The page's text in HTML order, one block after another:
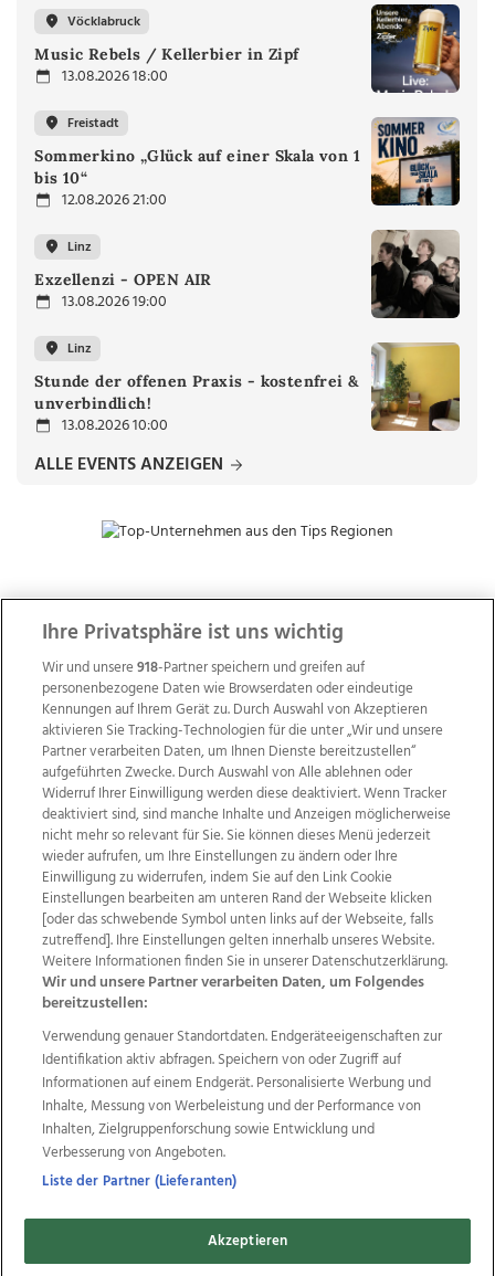
Vöcklabruck
Music Rebels / Kellerbier in Zipf
13.08.2026 18:00
Freistadt
Sommerkino „Glück auf einer Skala von 1
bis 10“
12.08.2026 21:00
Linz
Exzellenzi - OPEN AIR
13.08.2026 19:00
Linz
Stunde der offenen Praxis - kostenfrei &
unverbindlich!
13.08.2026 10:00
ALLE EVENTS ANZEIGEN
ZUR NACHRICHTENÜBERSICHT
Wir über uns Mediadaten Kontakt
Jobs
Datenschutz
Impressum
AGB Anzeigekunden
AGB Website
Ehrenkodex Politische Werbung
Weitere Angebote des Medienhauses Wimmer
TV1 di-mog-i.at OÖNow
Ischler Woche
Life Radio
OÖNachrichten
OÖN Immobilien
OÖN Karriere
OÖN Reise
Promenaden Galerien
Regionaljobs
wasistlos.at
Copyrights © 2026 Tips Zeitungs GmbH & Co KG
Ihre Privatsphäre ist uns wichtig
Wir und unsere918-Partner speichern und greifen auf
personenbezogene Daten wie Browserdaten oder eindeutige
Kennungen auf Ihrem Gerät zu. Durch Auswahl von Akzeptieren
aktivieren Sie Tracking-Technologien für die unter „Wir und unsere
Partner verarbeiten Daten, um Ihnen Dienste bereitzustellen“
aufgeführten Zwecke. Durch Auswahl von Alle ablehnen oder
Widerruf Ihrer Einwilligung werden diese deaktiviert. Wenn Tracker
deaktiviert sind, sind manche Inhalte und Anzeigen möglicherweise
nicht mehr so relevant für Sie. Sie können dieses Menü jederzeit
wieder aufrufen, um Ihre Einstellungen zu ändern oder Ihre
Einwilligung zu widerrufen, indem Sie auf den Link Cookie
Einstellungen bearbeiten am unteren Rand der Webseite klicken
[oder das schwebende Symbol unten links auf der Webseite, falls
zutreffend]. Ihre Einstellungen gelten innerhalb unseres Website.
Weitere Informationen finden Sie in unserer Datenschutzerklärung.
Wir und unsere Partner verarbeiten Daten, um Folgendes
bereitzustellen:
Verwendung genauer Standortdaten. Endgeräteeigenschaften zur
Identifikation aktiv abfragen. Speichern von oder Zugriff auf
Informationen auf einem Endgerät. Personalisierte Werbung und
Inhalte, Messung von Werbeleistung und der Performance von
Inhalten, Zielgruppenforschung sowie Entwicklung und
Verbesserung von Angeboten.
Liste der Partner (Lieferanten)
Akzeptieren